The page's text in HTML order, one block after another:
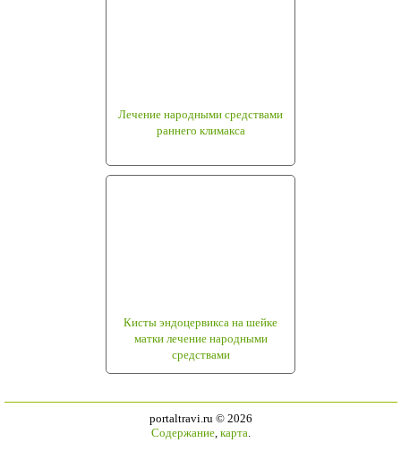
Лечение народными средствами
раннего климакса
Кисты эндоцервикса на шейке
матки лечение народными
средствами
portaltravi.ru © 2026
Содержание, карта.